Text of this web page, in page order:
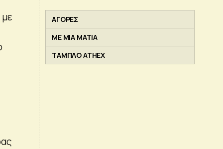
ΑΓΟΡΕΣ
ΜΕ ΜΙΑ ΜΑΤΙΑ
ΤΑΜΠΛΟ ATHEX